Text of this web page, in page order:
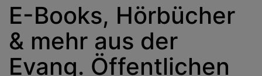
E-Books, Hörbücher
& mehr aus der
Evang. Öffentlichen